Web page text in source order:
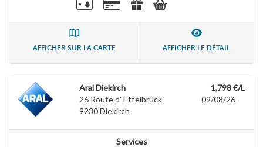
AFFICHER SUR LA CARTE AFFICHER LE DÉTAIL
Aral Diekirch
26 Route d' Ettelbrück
9230Diekirch
1,798 €/L
09/08/26
Services